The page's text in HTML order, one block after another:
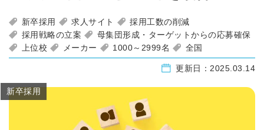
新卒採用 求人サイト
採用工数の削減
採用戦略の立案
母集団形成・ターゲットからの応募確保
上位校
メーカー 1000～2999名 全国
更新日： 2025.03.14
新卒採用